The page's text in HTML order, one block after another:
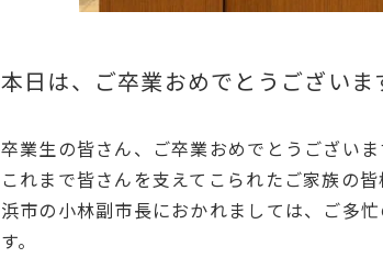
本日は、ご卒業おめでとうございま
卒業生の皆さん、ご卒業おめでとうございま
これまで皆さんを支えてこられたご家族の
浜市の小林副市長におかれましては、ご多
す。